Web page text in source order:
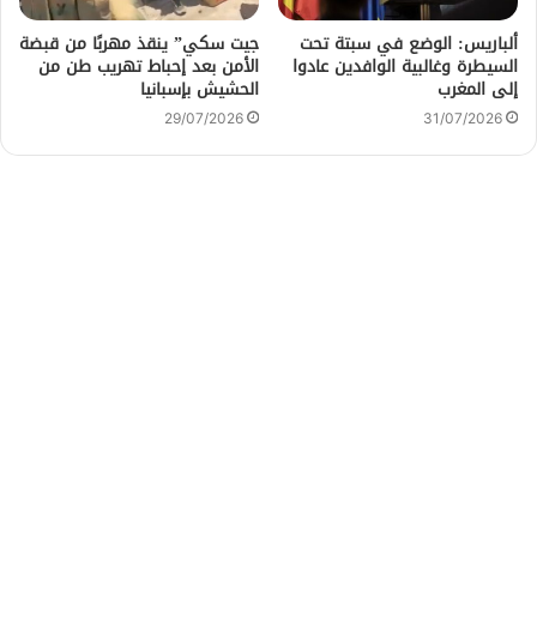
ألباريس: الوضع في سبتة تحت
السيطرة وغالبية الوافدين عادوا
إلى المغرب
31/07/2026
جيت سكي” ينقذ مهربًا من قبضة
الأمن بعد إحباط تهريب طن من
الحشيش بإسبانيا
29/07/2026